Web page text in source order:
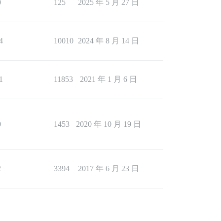
125 2025 年 5 月 27 日
10010 2024 年 8 月 14 日
11853 2021 年 1 月 6 日
1453 2020 年 10 月 19 日
3394 2017 年 6 月 23 日